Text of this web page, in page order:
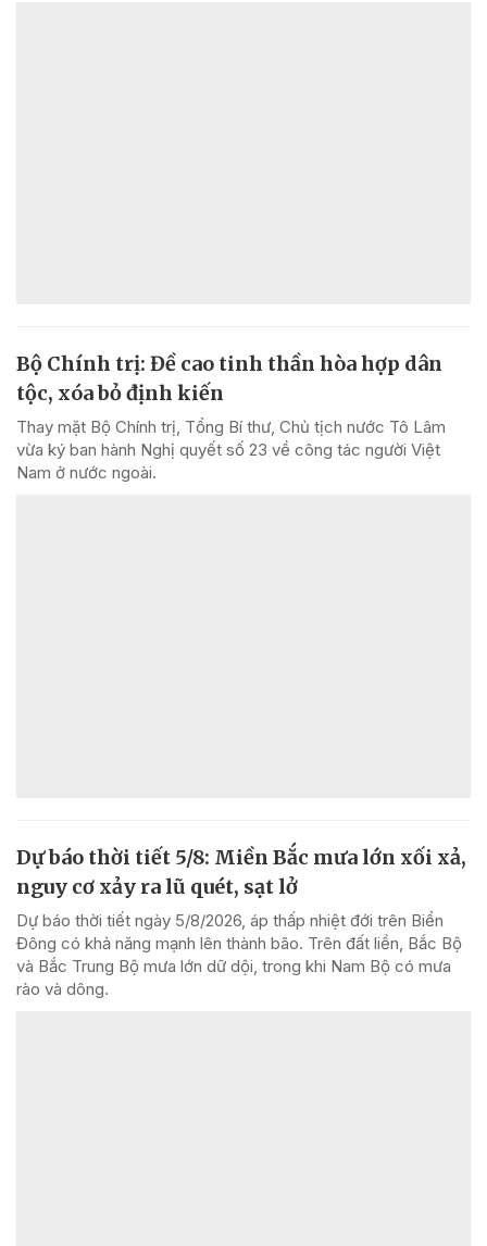
Bộ Chính trị: Đề cao tinh thần hòa hợp dân
tộc, xóa bỏ định kiến
Thay mặt Bộ Chính trị, Tổng Bí thư, Chủ tịch nước Tô Lâm
vừa ký ban hành Nghị quyết số 23 về công tác người Việt
Nam ở nước ngoài.
Dự báo thời tiết 5/8: Miền Bắc mưa lớn xối xả,
nguy cơ xảy ra lũ quét, sạt lở
Dự báo thời tiết ngày 5/8/2026, áp thấp nhiệt đới trên Biển
Đông có khả năng mạnh lên thành bão. Trên đất liền, Bắc Bộ
và Bắc Trung Bộ mưa lớn dữ dội, trong khi Nam Bộ có mưa
rào và dông.